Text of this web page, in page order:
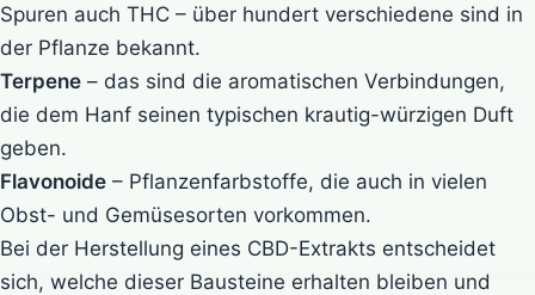
Spuren auch THC – über hundert verschiedene sind in
der Pflanze bekannt.
Terpene – das sind die aromatischen Verbindungen,
die dem Hanf seinen typischen krautig-würzigen Duft
geben.
Flavonoide – Pflanzenfarbstoffe, die auch in vielen
Obst- und Gemüsesorten vorkommen.
Bei der Herstellung eines CBD-Extrakts entscheidet
sich, welche dieser Bausteine erhalten bleiben und